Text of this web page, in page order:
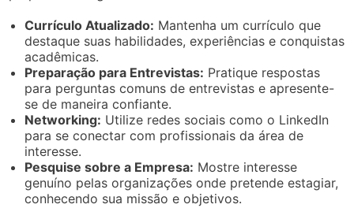
Currículo Atualizado: Mantenha um currículo que
destaque suas habilidades, experiências e conquistas
acadêmicas.
Preparação para Entrevistas: Pratique respostas
para perguntas comuns de entrevistas e apresente-
se de maneira confiante.
Networking: Utilize redes sociais como o LinkedIn
para se conectar com profissionais da área de
interesse.
Pesquise sobre a Empresa: Mostre interesse
genuíno pelas organizações onde pretende estagiar,
conhecendo sua missão e objetivos.